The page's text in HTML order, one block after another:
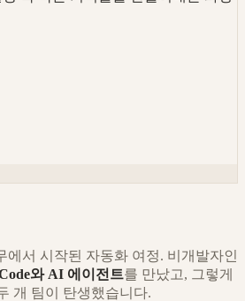
에서 시작된 자동화 여정. 비개발자인
와 AI 에이전트를 만났고, 그렇게
개 팀이 탄생했습니다.